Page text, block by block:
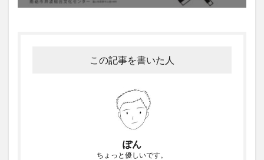
この記事を書いた人
ぽん
ちょっと優しいです。